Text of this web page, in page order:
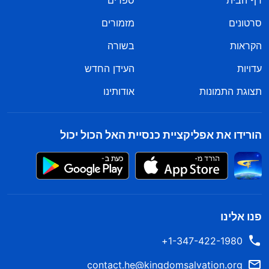
סרטונים
מזמורים
הקראות
בשורה
עדויות
העידן החדש
תצוגת התמונות
אודותינו
הורידו את אפליקציית כנסיית האל הכול יכול
פנו אלינו
1-347-422-1980+
contact.he@kingdomsalvation.org